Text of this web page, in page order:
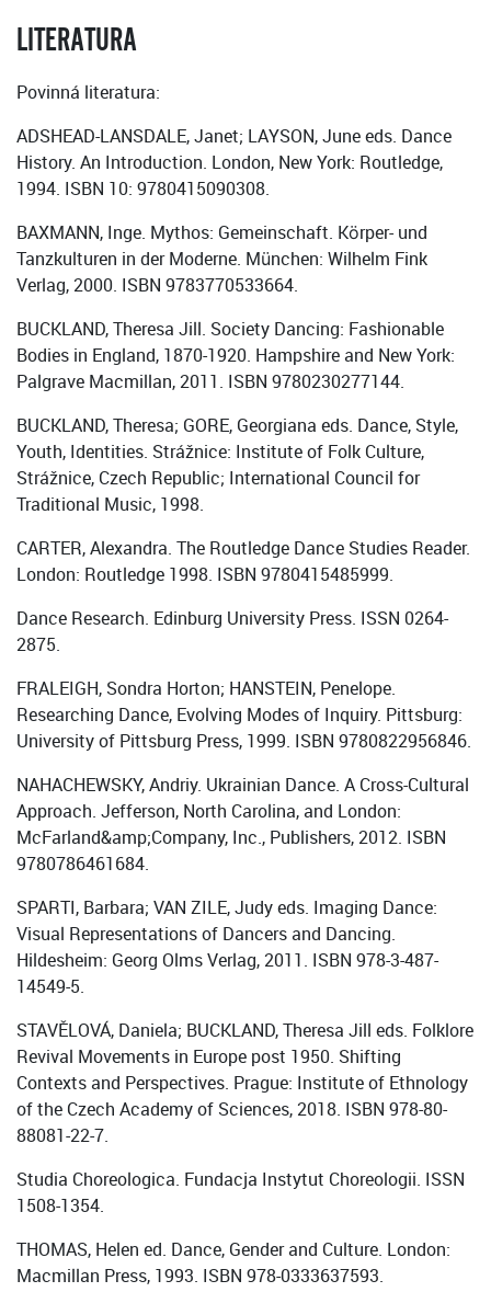
LITERATURA
Povinná literatura:
ADSHEAD-LANSDALE, Janet; LAYSON, June eds. Dance
History. An Introduction. London, New York: Routledge,
1994. ISBN 10: 9780415090308.
BAXMANN, Inge. Mythos: Gemeinschaft. Körper- und
Tanzkulturen in der Moderne. München: Wilhelm Fink
Verlag, 2000. ISBN 9783770533664.
BUCKLAND, Theresa Jill. Society Dancing: Fashionable
Bodies in England, 1870-1920. Hampshire and New York:
Palgrave Macmillan, 2011. ISBN 9780230277144.
BUCKLAND, Theresa; GORE, Georgiana eds. Dance, Style,
Youth, Identities. Strážnice: Institute of Folk Culture,
Strážnice, Czech Republic; International Council for
Traditional Music, 1998.
CARTER, Alexandra. The Routledge Dance Studies Reader.
London: Routledge 1998. ISBN 9780415485999.
Dance Research. Edinburg University Press. ISSN 0264-
2875.
FRALEIGH, Sondra Horton; HANSTEIN, Penelope.
Researching Dance, Evolving Modes of Inquiry. Pittsburg:
University of Pittsburg Press, 1999. ISBN 9780822956846.
NAHACHEWSKY, Andriy. Ukrainian Dance. A Cross-Cultural
Approach. Jefferson, North Carolina, and London:
McFarland&amp;Company, Inc., Publishers, 2012. ISBN
9780786461684.
SPARTI, Barbara; VAN ZILE, Judy eds. Imaging Dance:
Visual Representations of Dancers and Dancing.
Hildesheim: Georg Olms Verlag, 2011. ISBN 978-3-487-
14549-5.
STAVĚLOVÁ, Daniela; BUCKLAND, Theresa Jill eds. Folklore
Revival Movements in Europe post 1950. Shifting
Contexts and Perspectives. Prague: Institute of Ethnology
of the Czech Academy of Sciences, 2018. ISBN 978-80-
88081-22-7.
Studia Choreologica. Fundacja Instytut Choreologii. ISSN
1508-1354.
THOMAS, Helen ed. Dance, Gender and Culture. London:
Macmillan Press, 1993. ISBN 978-0333637593.